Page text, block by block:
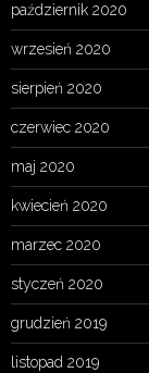
październik 2020
wrzesień 2020
sierpień 2020
czerwiec 2020
maj 2020
kwiecień 2020
marzec 2020
styczeń 2020
grudzień 2019
listopad 2019